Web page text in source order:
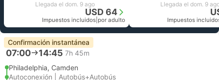
Llegada el dom. 9 ago
USD 64
Impuestos incluidos por adulto
Llegada el dom. 9
Impuestos
Confirmación instantánea
07:00 14:45 7h 45m
Philadelphia, Camden
Autoconexión | Autobús+Autobús